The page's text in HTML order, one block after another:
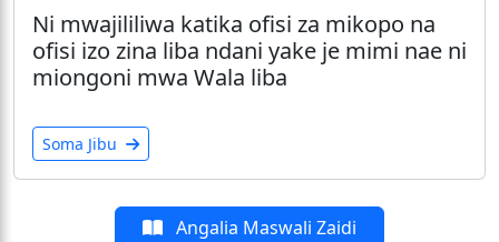
Ni mwajililiwa katika ofisi za mikopo na
ofisi izo zina liba ndani yake je mimi nae ni
miongoni mwa Wala liba
Soma Jibu
Angalia Maswali Zaidi